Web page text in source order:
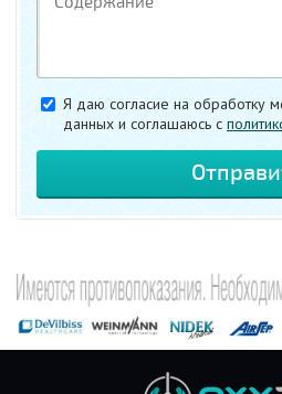
Я даю согласие на обработку
данных и соглашаюсь c